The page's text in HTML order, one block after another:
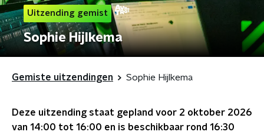
Uitzending gemist
Sophie Hijlkema
Gemiste uitzendingen Sophie Hijlkema
Deze uitzending staat gepland voor 2 oktober 2026
van 14:00 tot 16:00 en is beschikbaar rond 16:30